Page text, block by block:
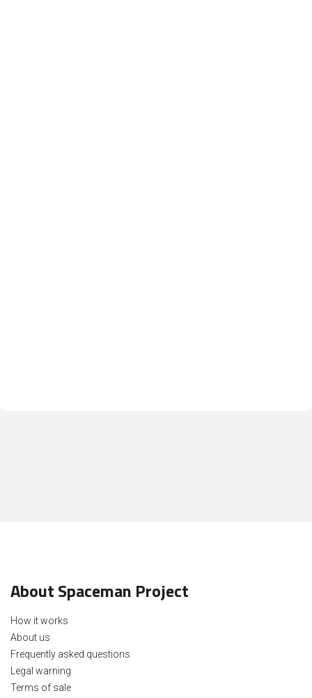
About Spaceman Project
How it works
About us
Frequently asked questions
Legal warning
Terms of sale